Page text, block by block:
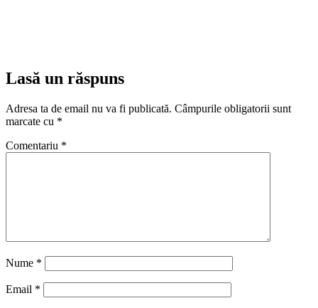
Lasă un răspuns
Adresa ta de email nu va fi publicată. Câmpurile obligatorii sunt
marcate cu *
Comentariu *
Nume *
Email *